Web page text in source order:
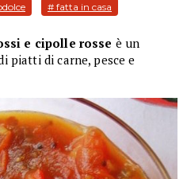
# fatta in casa
e cipolle rosse è un
piatti di carne, pesce e